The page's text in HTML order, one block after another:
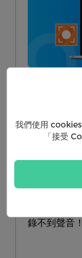
【線上課程
錄不到聲音！
我們使用
「接受